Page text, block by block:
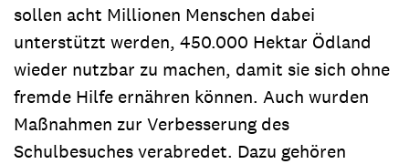
sollen acht Millionen Menschen dabei
unterstützt werden, 450.000 Hektar Ödland
wieder nutzbar zu machen, damit sie sich ohne
fremde Hilfe ernähren können. Auch wurden
Maßnahmen zur Verbesserung des
Schulbesuches verabredet. Dazu gehören